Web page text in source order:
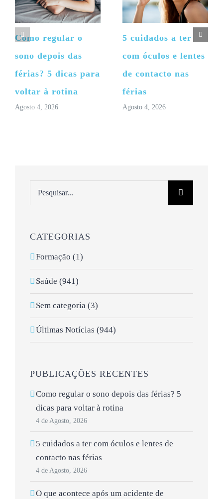
Como regular o
sono depois das
férias? 5 dicas para
voltar à rotina
Agosto 4, 2026
5 cuidados a ter
com óculos e lentes
de contacto nas
férias
Agosto 4, 2026
CATEGORIAS
Formação (1)
Saúde (941)
Sem categoria (3)
Últimas Notícias (944)
PUBLICAÇÕES RECENTES
Como regular o sono depois das férias? 5
dicas para voltar à rotina
4 de Agosto, 2026
5 cuidados a ter com óculos e lentes de
contacto nas férias
4 de Agosto, 2026
O que acontece após um acidente de